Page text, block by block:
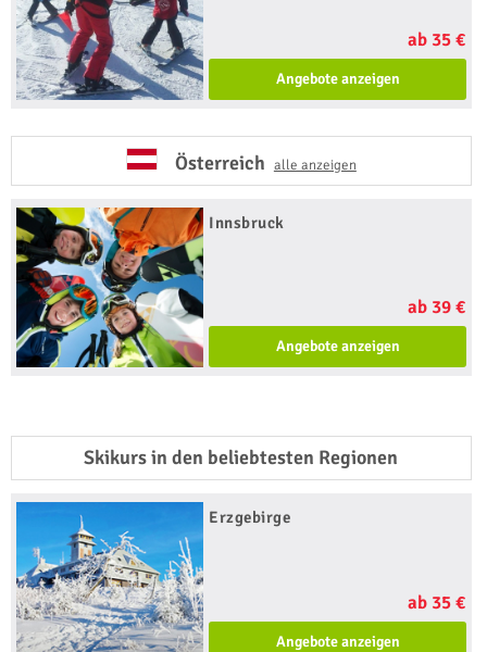
ab 35 €
Angebote anzeigen
Österreich alle anzeigen
Innsbruck
ab 39 €
Angebote anzeigen
Skikurs in den beliebtesten Regionen
Erzgebirge
ab 35 €
Angebote anzeigen